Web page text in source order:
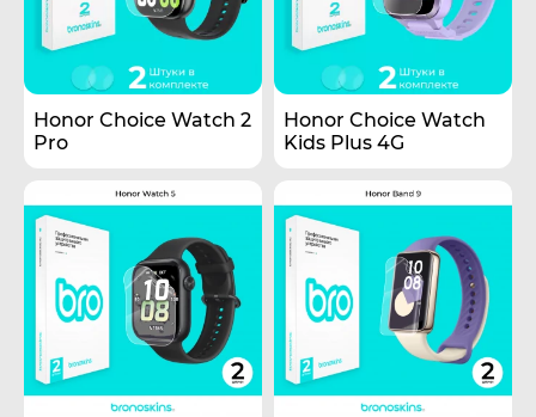
Honor Choice Watch 2
Pro
Honor Choice Watch
Kids Plus 4G